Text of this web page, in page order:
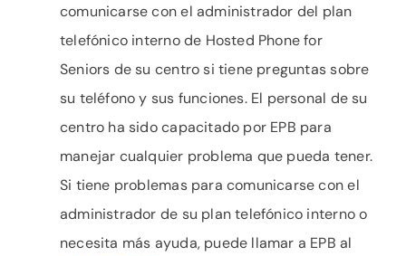
comunicarse con el administrador del plan
telefónico interno de Hosted Phone for
Seniors de su centro si tiene preguntas sobre
su teléfono y sus funciones. El personal de su
centro ha sido capacitado por EPB para
manejar cualquier problema que pueda tener.
Si tiene problemas para comunicarse con el
administrador de su plan telefónico interno o
necesita más ayuda, puede llamar a EPB al